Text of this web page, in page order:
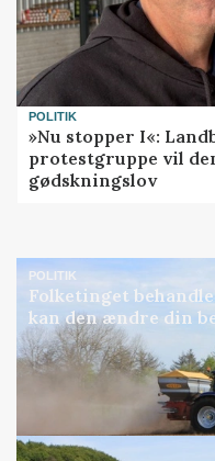
POLITIK
»Nu stopper I«:
protestgruppe vil
gødskningslov
POLITIK
Folketinget
kan den ændre din